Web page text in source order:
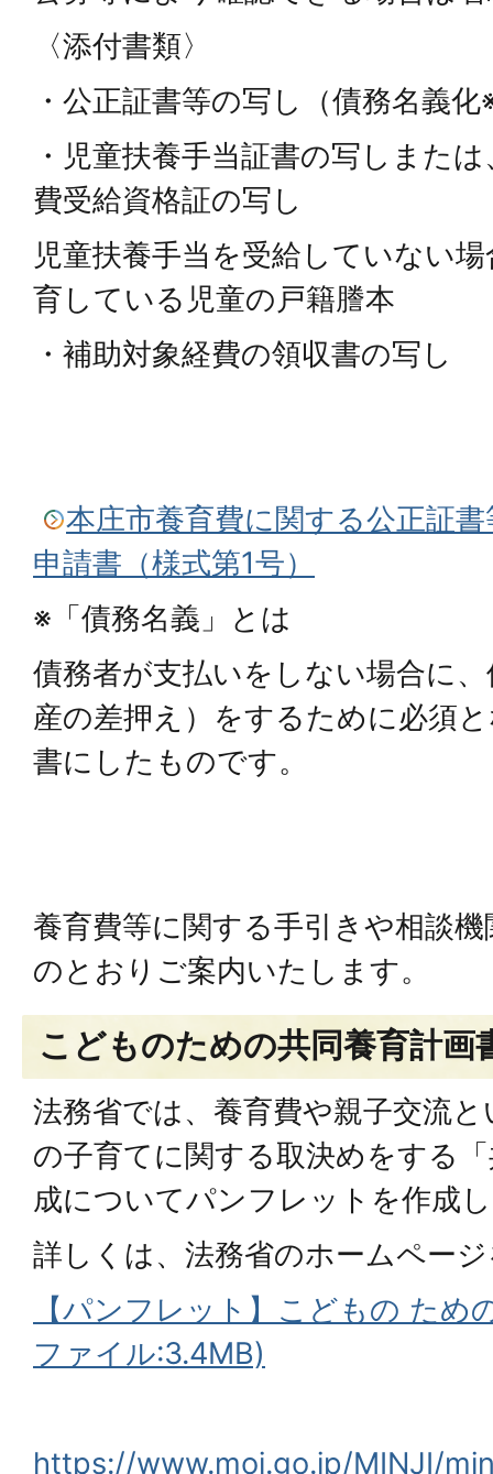
〈添付書類〉
・公正証書等の写し（債務名義
・児童扶養手当証書の写しまた
費受給資格証の写し
児童扶養手当を受給していない
育している児童の戸籍謄本
・補助対象経費の領収書の写し
本庄市養育費に関する公正証
申請書（様式第1号）
※「債務名義」とは
債務者が支払いをしない場合に
産の差押え）をするために必須
書にしたものです。
養育費等に関する手引きや相談
のとおりご案内いたします。
こどものための共同養育計画
法務省では、養育費や親子交流
の子育てに関する取決めをする
成についてパンフレットを作成
詳しくは、法務省のホームペー
【パンフレット】こどもの ため
ファイル:3.4MB)
https://www.moj.go.jp/MINJI/